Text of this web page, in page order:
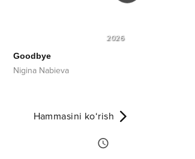
2026
Goodbye
Nigina Nabieva
Hammasini ko‘rish